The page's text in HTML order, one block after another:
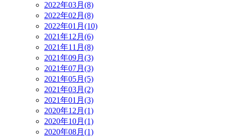
2022年03月(8)
2022年02月(8)
2022年01月(10)
2021年12月(6)
2021年11月(8)
2021年09月(3)
2021年07月(3)
2021年05月(5)
2021年03月(2)
2021年01月(3)
2020年12月(1)
2020年10月(1)
2020年08月(1)